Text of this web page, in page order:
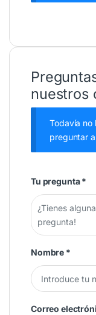
nuestros
Todavía no
preguntar
Tu pregunta*
Nombre *
Correo